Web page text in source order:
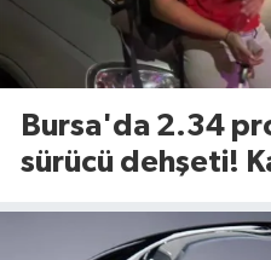
Bursa'da 2.34
sürücü dehşeti!